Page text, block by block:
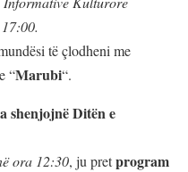
të çlodheni me
“Marubi“.
shenjojnë Ditën e
ora 12:30, ju pretprogram